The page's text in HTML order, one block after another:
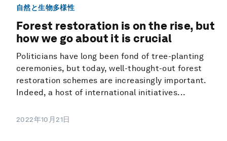
自然と生物多様性
Forest restoration is on the rise, but
how we go about it is crucial
Politicians have long been fond of tree-planting
ceremonies, but today, well-thought-out forest
restoration schemes are increasingly important.
Indeed, a host of international initiatives...
2022年10月21日